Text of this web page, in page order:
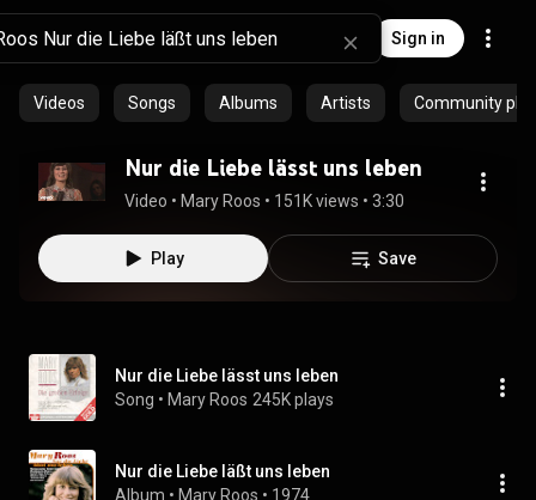
Sign in
Videos Songs Albums Artists Community
Nur die Liebe lässt uns leben
Video • Mary Roos • 151K views • 3:30
Play Save
Nur die Liebe lässt uns leben
Song • Mary Roos 245K plays
Nur die Liebe läßt uns leben
Album • Mary Roos • 1974